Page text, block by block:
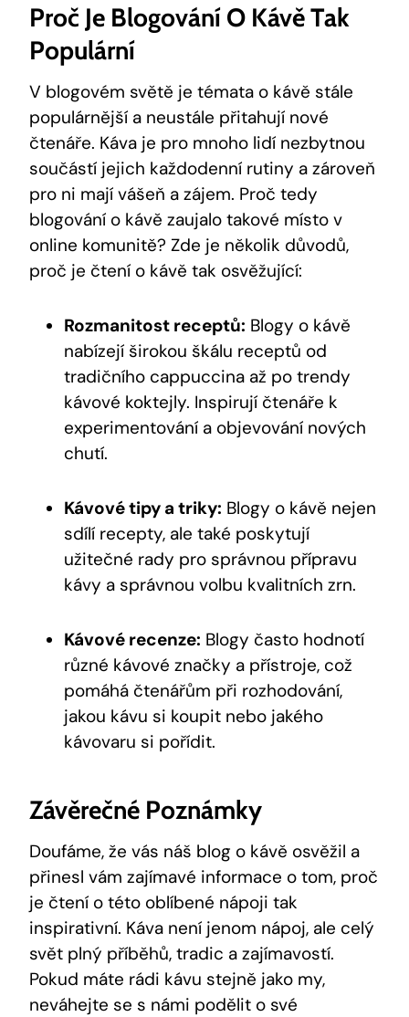
Proč Je Blogování O Kávě Tak
Populární
V blogovém světě je témata o kávě stále
populárnější a neustále přitahují nové
čtenáře. Káva je pro mnoho lidí nezbytnou
součástí jejich každodenní rutiny a zároveň
pro ni mají vášeň a zájem. Proč tedy
blogování o kávě zaujalo takové místo v
online komunitě? Zde je několik důvodů,
proč je čtení o kávě tak osvěžující:
Rozmanitost receptů: Blogy o kávě
nabízejí širokou škálu receptů od
tradičního cappuccina až po trendy
kávové koktejly. Inspirují čtenáře k
experimentování a objevování nových
chutí.
Kávové tipy a triky: Blogy o kávě nejen
sdílí recepty, ale také poskytují
užitečné rady pro správnou přípravu
kávy a správnou volbu kvalitních zrn.
Kávové recenze: Blogy často hodnotí
různé kávové značky a přístroje, což
pomáhá čtenářům při rozhodování,
jakou kávu si koupit nebo jakého
kávovaru si pořídit.
Závěrečné Poznámky
Doufáme, že vás náš blog o kávě osvěžil a
přinesl vám zajímavé informace o tom, proč
je čtení o této oblíbené nápoji tak
inspirativní. Káva není jenom nápoj, ale celý
svět plný příběhů, tradic a zajímavostí.
Pokud máte rádi kávu stejně jako my,
neváhejte se s námi podělit o své